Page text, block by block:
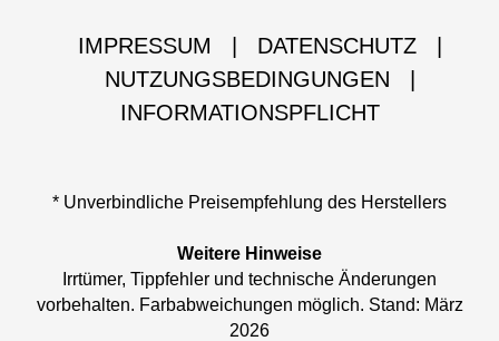
IMPRESSUM DATENSCHUTZ
NUTZUNGSBEDINGUNGEN
INFORMATIONSPFLICHT
* Unverbindliche Preisempfehlung des Herstellers
Weitere Hinweise
Irrtümer, Tippfehler und technische Änderungen
vorbehalten. Farbabweichungen möglich. Stand: März
2026